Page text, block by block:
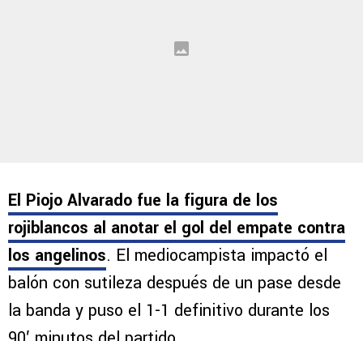
El Piojo Alvarado fue la figura de los
rojiblancos al anotar el gol del empate contra
los angelinos. El mediocampista impactó el